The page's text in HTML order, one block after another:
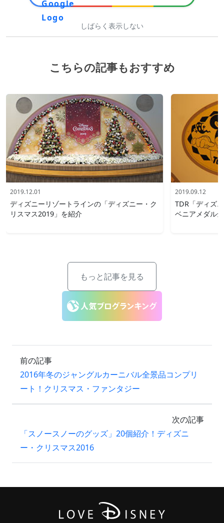
しばらく表示しない
こちらの記事もおすすめ
2019.12.01
ディズニーリゾートラインの「ディズニー・ク
リスマス2019」を紹介
2019.09.12
TDR「ディズ
ベニアメダル
もっと記事を見る
前の記事
2016年冬のジャングルカーニバル全景品コンプリ
ート！クリスマス・ファンタジー
次の記事
「スノースノーのグッズ」20個紹介！ディズニ
ー・クリスマス2016